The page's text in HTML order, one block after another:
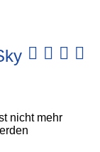
nicht mehr